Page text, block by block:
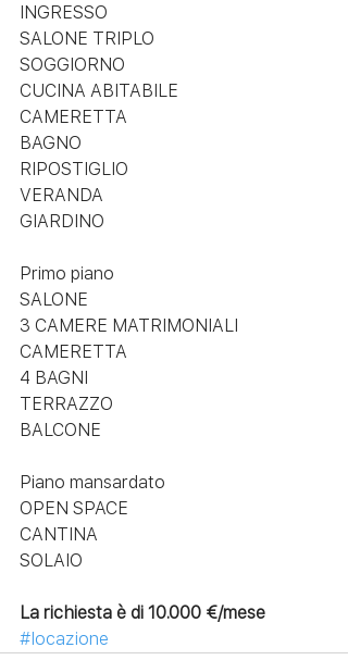
INGRESSO
SALONE TRIPLO
SOGGIORNO
CUCINA ABITABILE
CAMERETTA
BAGNO
RIPOSTIGLIO
VERANDA
GIARDINO
Primo piano
SALONE
3 CAMERE MATRIMONIALI
CAMERETTA
4 BAGNI
TERRAZZO
BALCONE
Piano mansardato
OPEN SPACE
CANTINA
SOLAIO
La richiesta è di 10.000 €/mese
#locazione